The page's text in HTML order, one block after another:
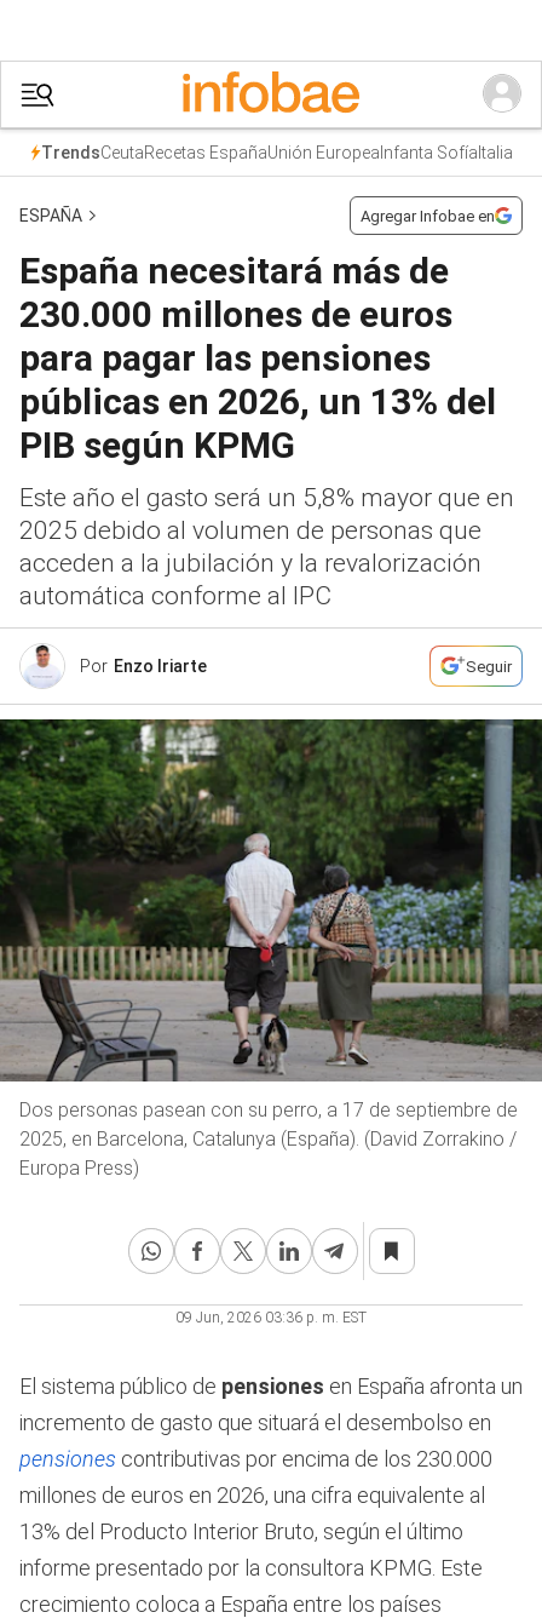
TrendsCeutaRecetas EspañaUnión EuropeaInfanta SofíaItalia
ESPAÑA Agregar Infobae en
España necesitará más de
230.000 millones de euros
para pagar las pensiones
públicas en 2026, un 13% del
PIB según KPMG
Este año el gasto será un 5,8% mayor que en
2025 debido al volumen de personas que
acceden a la jubilación y la revalorización
automática conforme al IPC
Por Enzo Iriarte Seguir
Dos personas pasean con su perro, a 17 de septiembre de
2025, en Barcelona, Catalunya (España). (David Zorrakino /
Europa Press)
09 Jun, 2026 03:36 p. m. EST
El sistema público de pensiones en España afronta un
incremento de gasto que situará el desembolso en
pensiones contributivas por encima de los 230.000
millones de euros en 2026, una cifra equivalente al
13% del Producto Interior Bruto, según el último
informe presentado por la consultora KPMG. Este
crecimiento coloca a España entre los países